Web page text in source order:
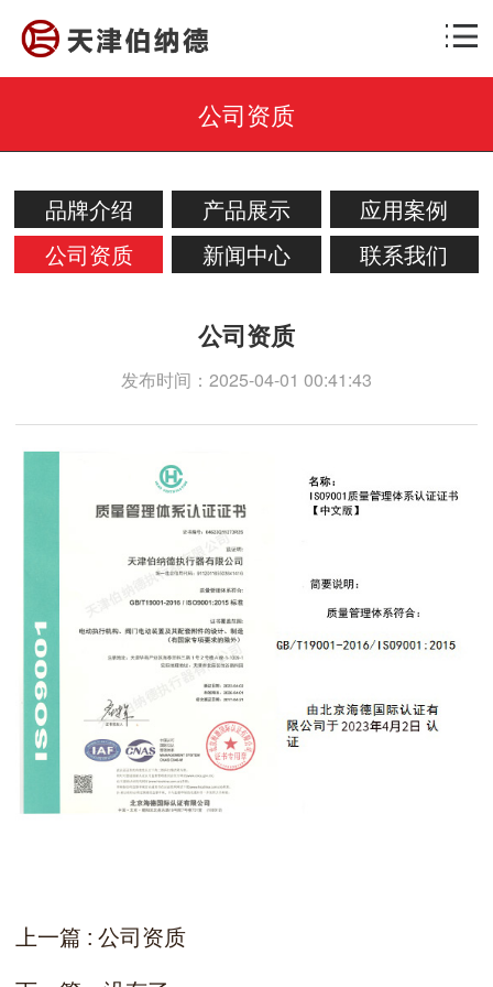
公司资质
品牌介绍 产品展示
应用案例
公司资质
新闻中心 联系我们
公司资质
发布时间：2025-04-01 00:41:43
上一篇 : 公司资质